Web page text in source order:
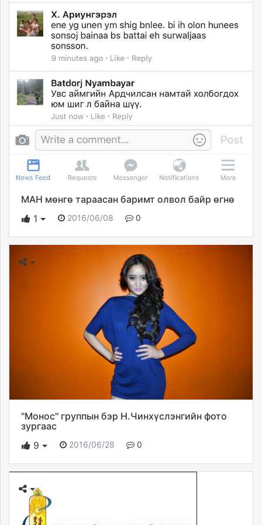
МАН мөнгө тараасан баримт олвол байр өгнө
1
2016/06/08 0
"Монос" группын бэр Н.Чинхүслэнгийн фото
зургаас
9
2016/06/28 0